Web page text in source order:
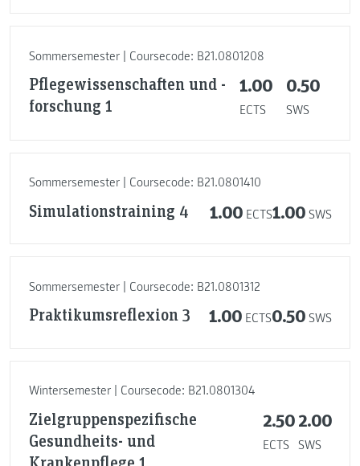
Sommersemester | Coursecode: B21.0801208
Pflegewissenschaften und -
forschung 1
1.00
ECTS
0.50
SWS
Sommersemester | Coursecode: B21.0801410
Simulationstraining 4 1.00 ECTS1.00 SWS
Sommersemester | Coursecode: B21.0801312
Praktikumsreflexion 3 1.00 ECTS0.50 SWS
Wintersemester | Coursecode: B21.0801304
Zielgruppenspezifische
Gesundheits- und
Krankenpflege 1
2.50
ECTS
2.00
SWS